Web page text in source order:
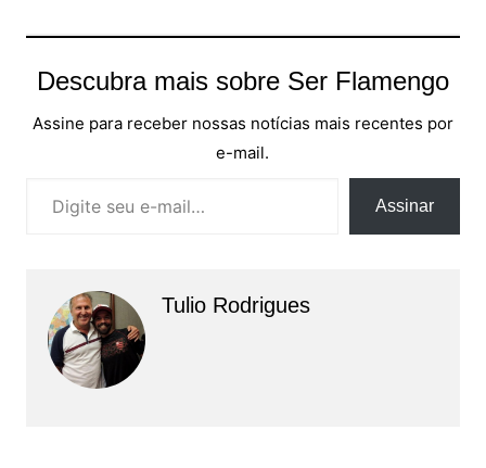
Descubra mais sobre Ser Flamengo
Assine para receber nossas notícias mais recentes por
e-mail.
Assinar
Tulio Rodrigues